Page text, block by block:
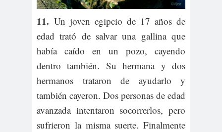
11. Un joven egipcio de 17 años de
edad trató de salvar una gallina que
había caído en un pozo, cayendo
dentro también. Su hermana y dos
hermanos trataron de ayudarlo y
también cayeron. Dos personas de edad
avanzada intentaron socorrerlos, pero
sufrieron la misma suerte. Finalmente